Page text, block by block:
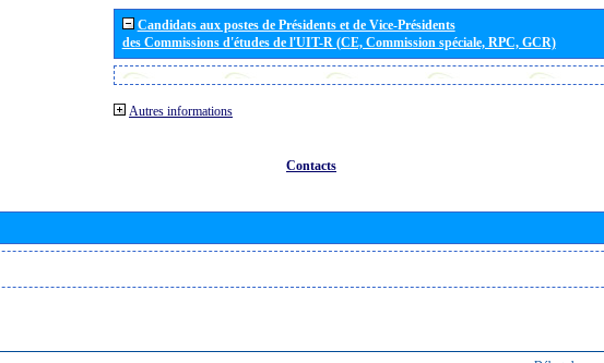
Candidats aux postes de Présidents et de Vice-Présidents
des Commissions d'études de l'UIT-R (CE, Commission spéciale, RPC, GCR)
Autres informations
Contacts